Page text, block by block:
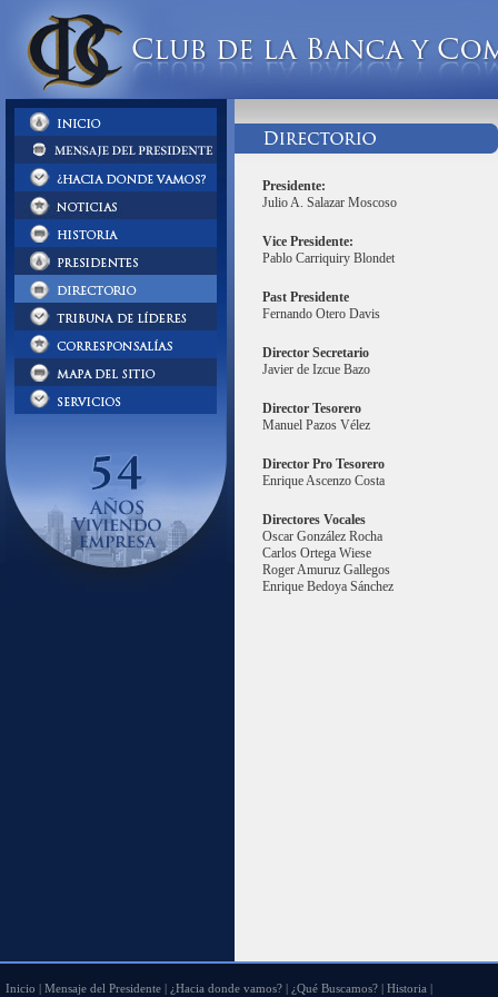
Presidente:
Julio A. Salazar Moscoso
Vice Presidente:
Pablo Carriquiry Blondet
Past Presidente
Fernando Otero Davis
Director Secretario
Javier de Izcue Bazo
Director Tesorero
Manuel Pazos Vélez
Director Pro Tesorero
Enrique Ascenzo Costa
Directores Vocales
Oscar González Rocha
Carlos Ortega Wiese
Roger Amuruz Gallegos
Enrique Bedoya Sánchez
Inicio | Mensaje del Presidente| ¿Hacia donde vamos?| ¿Qué Buscamos?| Historia |